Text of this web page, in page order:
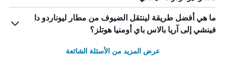
ما هي أفضل طريقة لينتقل الضيوف من مطار ليوناردو دا
فينشي إلى آريا بالاس باي أومنيا هوتلز؟
عرض المزيد من الأسئلة الشائعة